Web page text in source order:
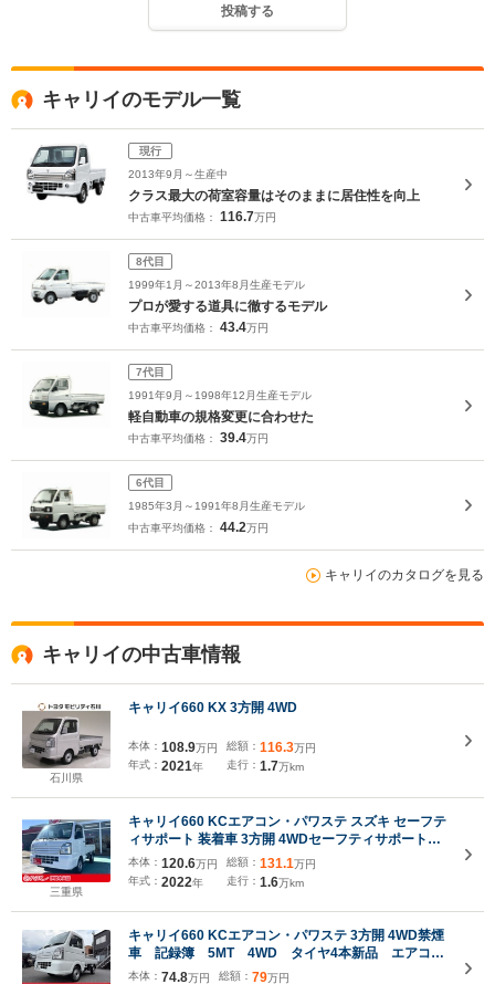
投稿する
キャリイのモデル一覧
現行
2013年9月～生産中
クラス最大の荷室容量はそのままに居住性を向上
中古車平均価格： 116.7万円
8代目
1999年1月～2013年8月生産モデル
プロが愛する道具に徹するモデル
中古車平均価格： 43.4万円
7代目
1991年9月～1998年12月生産モデル
軽自動車の規格変更に合わせた
中古車平均価格： 39.4万円
6代目
1985年3月～1991年8月生産モデル
中古車平均価格： 44.2万円
キャリイのカタログを見る
キャリイの中古車情報
石川県
キャリイ660 KX 3方開 4WD
本体： 108.9万円
年式： 2021年
総額： 116.3万円
走行： 1.7万km
三重県
キャリイ660 KCエアコン・パワステ スズキ セーフテ
ィサポート 装着車 3方開 4WDセーフティサポート
車 パートタイム4WD 純正ナビ TV スペアキー
有
本体： 120.6万円
年式： 2022年
総額： 131.1万円
走行： 1.6万km
キャリイ660 KCエアコン・パワステ 3方開 4WD禁煙
車 記録簿 5MT 4WD タイヤ4本新品 エアコ
ン パワステ Wエアバック ABS
本体： 74.8万円
総額： 79万円